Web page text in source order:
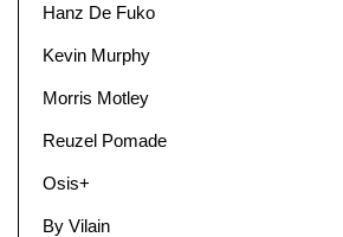
Hanz De Fuko
Kevin Murphy
Morris Motley
Reuzel Pomade
Osis+
By Vilain